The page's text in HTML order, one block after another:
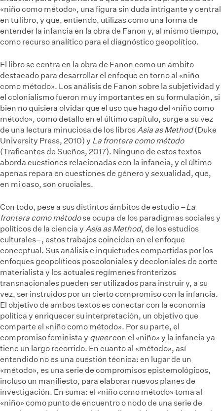
«niño como método», una figura sin duda intrigante y central
en tu libro, y que, entiendo, utilizas como una forma de
entender la infancia en la obra de Fanon y, al mismo tiempo,
como recurso analítico para el diagnóstico geopolítico.
El libro se centra en la obra de Fanon como un ámbito
destacado para desarrollar el enfoque en torno al «niño
como método». Los análisis de Fanon sobre la subjetividad y
el colonialismo fueron muy importantes en su formulación, si
bien no quisiera olvidar que el uso que hago del «niño como
método», como detallo en el último capítulo, surge a su vez
de una lectura minuciosa de los libros Asia as Method(Duke
University Press, 2010) y La frontera como método
(Traficantes de Sueños, 2017). Ninguno de estos textos
aborda cuestiones relacionadas con la infancia, y el último
apenas repara en cuestiones de género y sexualidad, que,
en mi caso, son cruciales.
Con todo, pese a sus distintos ámbitos de estudio –La
frontera como métodose ocupa de los paradigmas sociales y
políticos de la ciencia y Asia as Method, de los estudios
culturales–, estos trabajos coinciden en el enfoque
conceptual. Sus análisis e inquietudes compartidas por los
enfoques geopolíticos poscoloniales y decoloniales de corte
materialista y los actuales regímenes fronterizos
transnacionales pueden ser utilizados para instruir y, a su
vez, ser instruidos por un cierto compromiso con la infancia.
El objetivo de ambos textos es conectar con la economía
política y enriquecer su interpretación, un objetivo que
comparte el «niño como método». Por su parte, el
compromiso feminista y queercon el «niño» y la infancia ya
tiene un largo recorrido. En cuanto al «método», así
entendido no es una cuestión técnica: en lugar de un
«método», es una serie de compromisos epistemológicos,
incluso un manifiesto, para elaborar nuevos planes de
investigación. En suma: el «niño como método» toma al
«niño» como punto de encuentro o nodo de una serie de